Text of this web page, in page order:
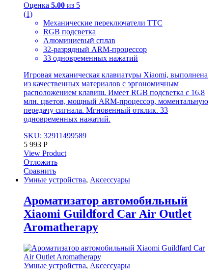
Оценка 5.00 из 5
(1)
Механические переключатели TTC
RGB подсветка
Алюминиевый сплав
32-разрядный ARM-процессор
33 одновременных нажатий
Игровая механическая клавиатуры Xiaomi, выполнена
из качественных материалов с эргономичным
расположением клавиш. Имеет RGB подсветка с 16,8
млн. цветов, мощный ARM-процессор, моментальную
передачу сигнала. Мгновенный отклик. 33
одновременных нажатий.
SKU: 32911499589
5 993 Р
View Product
Отложить
Сравнить
Умные устройства, Аксессуары
Ароматизатор автомобильный
Xiaomi Guildford Car Air Outlet
Aromatherapy
Умные устройства, Аксессуары